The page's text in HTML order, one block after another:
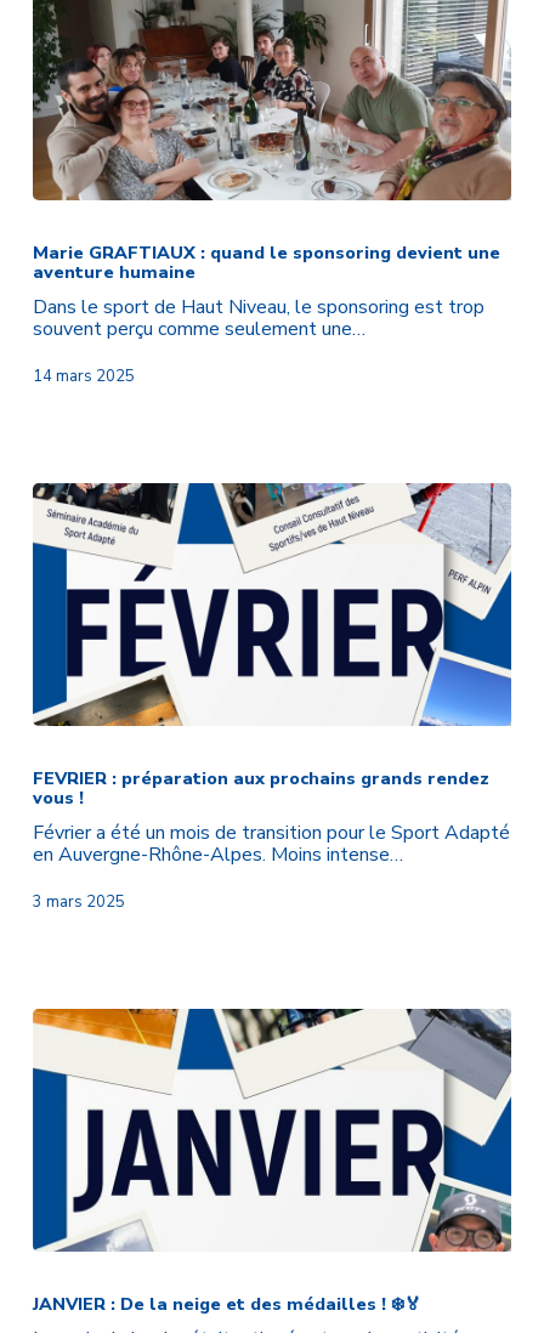
:
quand
le
sponsoring
devient
une
aventure
Marie GRAFTIAUX : quand le sponsoring devient une
aventure humaine
Dans le sport de Haut Niveau, le sponsoring est trop
souvent perçu comme seulement une…
14 mars 2025
préparation
aux
prochains
grands
rendez
vous
!
FEVRIER : préparation aux prochains grands rendez
vous !
Février a été un mois de transition pour le Sport Adapté
en Auvergne-Rhône-Alpes. Moins intense…
3 mars 2025
De
la
JANVIER : De la neige et des médailles ! ❄️🏅